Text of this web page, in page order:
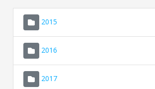
2015
2016
2017